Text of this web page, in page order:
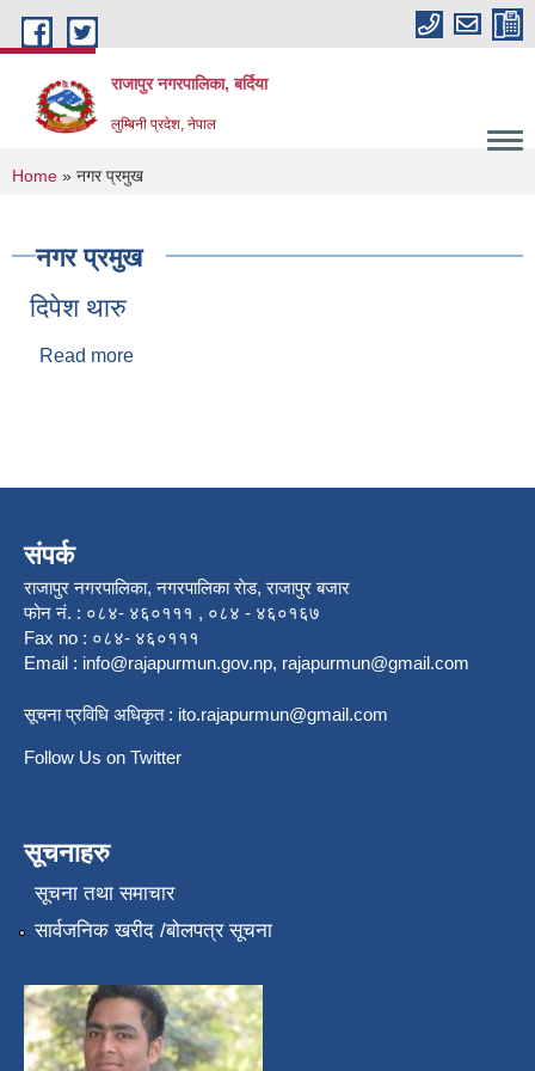
Skip to main content
राजापुर नगरपालिका, बर्दिया
लुम्बिनी प्रदेश, नेपाल
You are here
Home » नगर प्रमुख
नगर प्रमुख
दिपेश थारु
Read more
संपर्क
राजापुर नगरपालिका, नगरपालिका राेड, राजापुर बजार
फोन नं. : ०८४- ४६०१११ , ०८४ - ४६०१६७
Fax no : ०८४- ४६०१११
Email : info@rajapurmun.gov.np, rajapurmun@gmail.com
सूचना प्रविधि अधिकृत : ito.rajapurmun@gmail.com
Follow Us on Twitter
सूचनाहरु
सूचना तथा समाचार
सार्वजनिक खरीद /बोलपत्र सूचना